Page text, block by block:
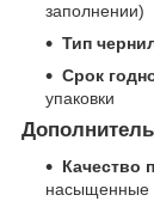
заполнении)
Тип
Срок
упаковки
Качество
насыщенные